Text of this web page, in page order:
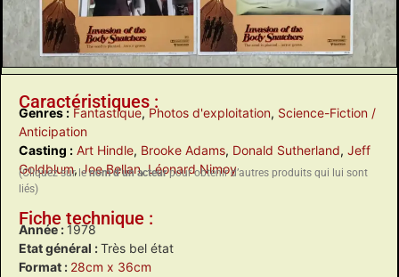
Caractéristiques :
Genres : Fantastique,Photos d'exploitation, Science-Fiction /
Anticipation
Casting : Art Hindle, Brooke Adams, Donald Sutherland, Jeff
Goldblum,Joe Bellan,Léonard Nimoy
(Cliquez sur lenom d’un acteurpour obtenir d’autres produits qui lui sont
liés)
Fiche technique :
Année : 1978
Etat général :Très bel état
Format : 28cm x 36cm